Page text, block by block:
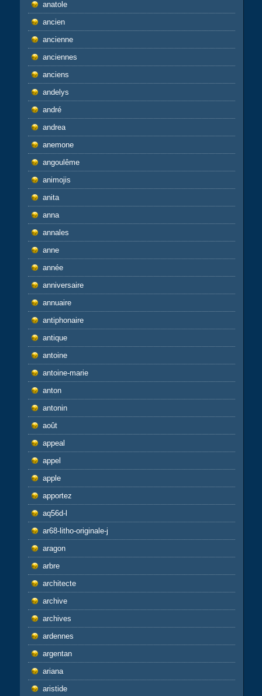
anatole
ancien
ancienne
anciennes
anciens
andelys
andré
andrea
anemone
angoulême
animojis
anita
anna
annales
anne
année
anniversaire
annuaire
antiphonaire
antique
antoine
antoine-marie
anton
antonin
août
appeal
appel
apple
apportez
aq56d-l
ar68-litho-originale-j
aragon
arbre
architecte
archive
archives
ardennes
argentan
ariana
aristide